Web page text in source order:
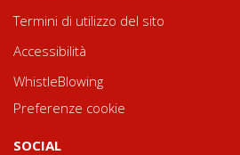
Termini di utilizzo del sito
Accessibilità
WhistleBlowing
Preferenze cookie
SOCIAL